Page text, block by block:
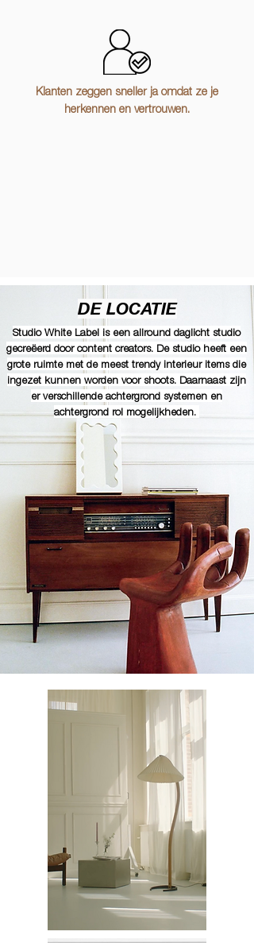
Klanten zeggen sneller ja omdat ze je
herkennen en vertrouwen.
DE LOCATIE
Studio White Label is een allround daglicht studio
gecreëerd door content creators. De studio heeft een
grote ruimte met de meest trendy interieur items die
ingezet kunnen worden voor shoots. Daarnaast zijn
er verschillende achtergrond systemen en
achtergrond rol mogelijkheden.